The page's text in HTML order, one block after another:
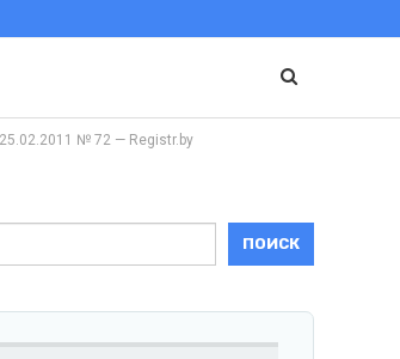
№ 72 — Registr.by
ПОИСК